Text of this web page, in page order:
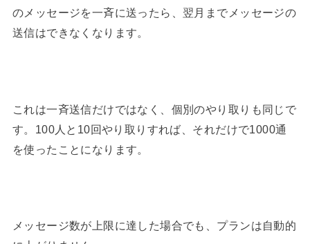
のメッセージを一斉に送ったら、翌月までメッセージの
送信はできなくなります。
これは一斉送信だけではなく、個別のやり取りも同じで
す。100人と10回やり取りすれば、それだけで1000通
を使ったことになります。
メッセージ数が上限に達した場合でも、プランは自動的